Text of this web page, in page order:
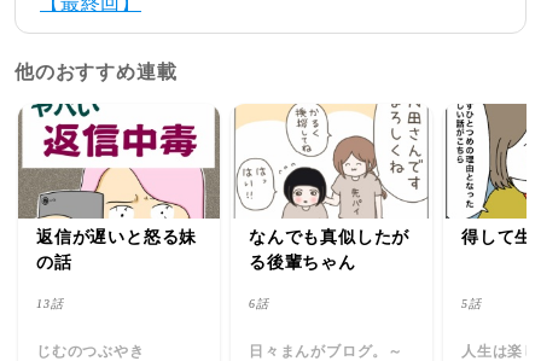
他のおすすめ連載
返信が遅いと怒る妹
の話
13話
じむのつぶやき
なんでも真似したが
る後輩ちゃん
6話
日々まんがブログ。～
得して生
5話
人生は楽